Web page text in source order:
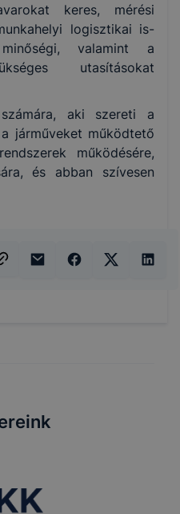
keres, mérési
logisztikai is-
valamint a
utasításokat
aki szereti a
járműveket működtető
működésére,
és abban szívesen